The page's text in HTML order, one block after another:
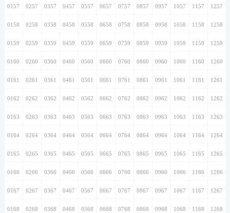
0157 0257 0357 0457 0557 0657 0757 0857 0957 1057 1157 1257
0158 0258 0358 0458 0558 0658 0758 0858 0958 1058 1158 1258
0159 0259 0359 0459 0559 0659 0759 0859 0959 1059 1159 1259
0160 0260 0360 0460 0560 0660 0760 0860 0960 1060 1160 1260
0161 0261 0361 0461 0561 0661 0761 0861 0961 1061 1161 1261
0162 0262 0362 0462 0562 0662 0762 0862 0962 1062 1162 1262
0163 0263 0363 0463 0563 0663 0763 0863 0963 1063 1163 1263
0164 0264 0364 0464 0564 0664 0764 0864 0964 1064 1164 1264
0165 0265 0365 0465 0565 0665 0765 0865 0965 1065 1165 1265
0166 0266 0366 0466 0566 0666 0766 0866 0966 1066 1166 1266
0167 0267 0367 0467 0567 0667 0767 0867 0967 1067 1167 1267
0168 0268 0368 0468 0568 0668 0768 0868 0968 1068 1168 1268